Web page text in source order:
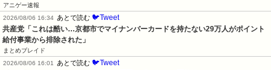
アニゲー速報
2026/08/06 16:34 あとで読む 🐦Tweet
共産党「これは酷い…京都市でマイナンバーカードを持たない29万人がポイント
給付事業から排除された」
まとめブレイド
2026/08/06 16:01
あとで読む 🐦Tweet